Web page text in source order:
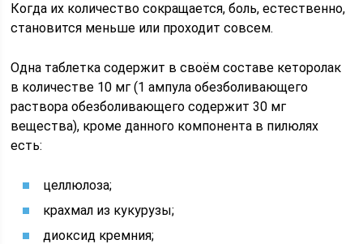
Когда их количество сокращается, боль, естественно,
становится меньше или проходит совсем.
Одна таблетка содержит в своём составе кеторолак
в количестве 10 мг (1 ампула обезболивающего
раствора обезболивающего содержит 30 мг
вещества), кроме данного компонента в пилюлях
есть:
целлюлоза;
крахмал из кукурузы;
диоксид кремния;